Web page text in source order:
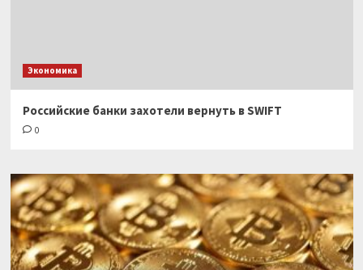
Экономика
Российские банки захотели вернуть в SWIFT
0